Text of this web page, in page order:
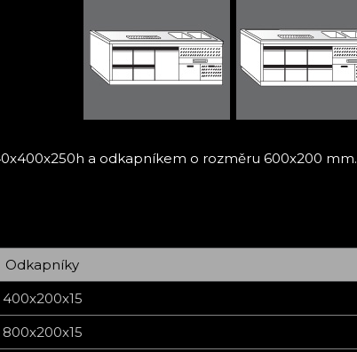
a odkapníkem o rozměru 600x200 mm.
Odkapníky
400x200x15
800x200x15